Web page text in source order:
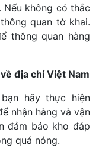
Nếu không có thắc
quan tờ khai.
thông quan hàng
địa chỉ Việt Nam
hãy thực hiện
nhận hàng và vận
đảm bảo kho đáp
quá nóng.